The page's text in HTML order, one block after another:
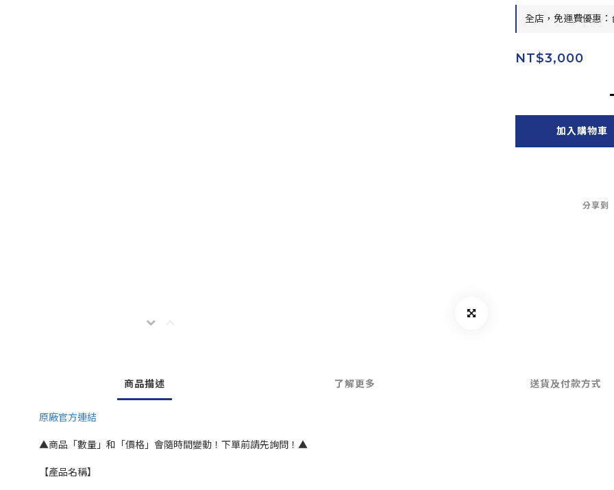
全店，免運費優惠
NT$3,000
加入購物車
分享到
商品描述 了解更多 送貨及付款方式
原廠官方連結
▲商品「數量」和「價格」會隨時間變動！下單前請先詢問！▲
【產品名稱】